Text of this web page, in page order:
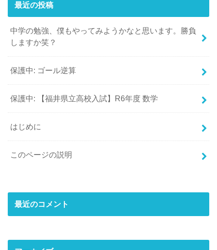
最近の投稿
中学の勉強、僕もやってみようかなと思います。勝負
しますか笑？
保護中: ゴール逆算
保護中: 【福井県立高校入試】R6年度 数学
はじめに
このページの説明
最近のコメント